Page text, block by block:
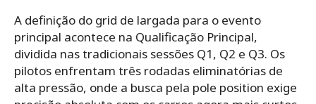
A definição do grid de largada para o evento
principal acontece na Qualificação Principal,
dividida nas tradicionais sessões Q1, Q2 e Q3. Os
pilotos enfrentam três rodadas eliminatórias de
alta pressão, onde a busca pela pole position exige